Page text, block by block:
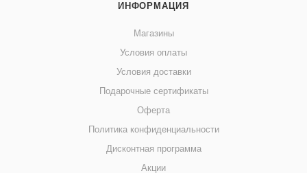
ИНФОРМАЦИЯ
Магазины
Условия оплаты
Условия доставки
Подарочные сертификаты
Оферта
Политика конфиденциальности
Дисконтная программа
Акции